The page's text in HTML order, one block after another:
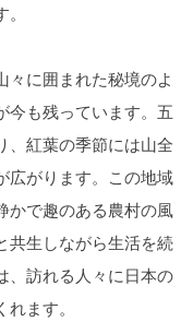
に囲まれた秘境のよ
今も残っています。五
、紅葉の季節には山全
広がります。この地域
かで趣のある農村の風
共生しながら生活を続
、訪れる人々に日本の
ます。